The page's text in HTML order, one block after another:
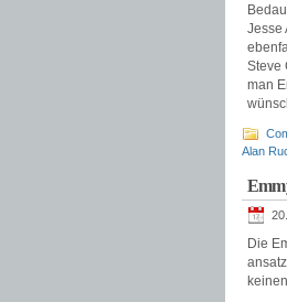
Jesse
Steve
man
Alan
Die